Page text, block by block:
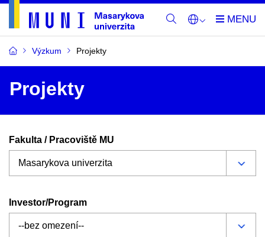
Výzkum Projekty
Projekty
Fakulta / Pracoviště MU
Investor/Program